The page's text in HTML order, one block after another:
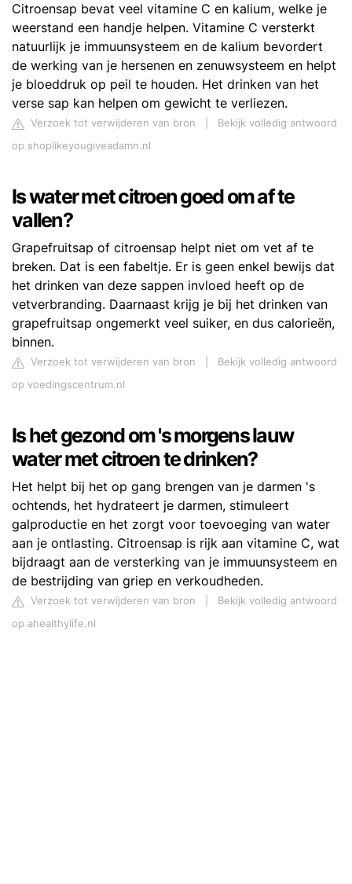
Citroensap bevat veel vitamine C en kalium, welke je
weerstand een handje helpen. Vitamine C versterkt
natuurlijk je immuunsysteem en de kalium bevordert
de werking van je hersenen en zenuwsysteem en helpt
je bloeddruk op peil te houden. Het drinken van het
verse sap kan helpen om gewicht te verliezen.
Verzoek tot verwijderen van bron
Bekijk volledig antwoord
op shoplikeyougiveadamn.nl
Is water met citroen goed om af te
vallen?
Grapefruitsap of citroensap helpt niet om vet af te
breken. Dat is een fabeltje. Er is geen enkel bewijs dat
het drinken van deze sappen invloed heeft op de
vetverbranding. Daarnaast krijg je bij het drinken van
grapefruitsap ongemerkt veel suiker, en dus calorieën,
binnen.
Verzoek tot verwijderen van bron
Bekijk volledig antwoord
op voedingscentrum.nl
Is het gezond om 's morgens lauw
water met citroen te drinken?
Het helpt bij het op gang brengen van je darmen 's
ochtends, het hydrateert je darmen, stimuleert
galproductie en het zorgt voor toevoeging van water
aan je ontlasting. Citroensap is rijk aan vitamine C, wat
bijdraagt aan de versterking van je immuunsysteem en
de bestrijding van griep en verkoudheden.
Verzoek tot verwijderen van bron
Bekijk volledig antwoord
op ahealthylife.nl